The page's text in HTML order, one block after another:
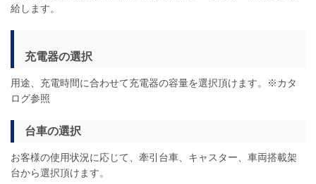
給します。
充電器の選択
用途、充電時間に合わせて充電器の容量を選択頂けます。※カタ
ログ参照
台車の選択
お客様の使用状況に応じて、牽引台車、キャスター、車両搭載架
台から選択頂けます。